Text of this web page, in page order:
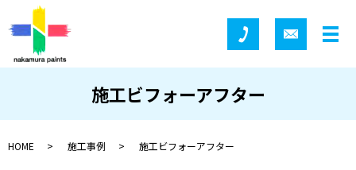
施工ビフォーアフター
HOME 施工事例 施工ビフォーアフター